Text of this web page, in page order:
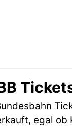
egal ob